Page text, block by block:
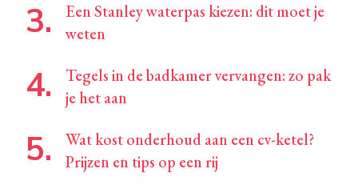
Een Stanley waterpas kiezen: dit moet je
weten
Tegels in de badkamer vervangen: zo pak
je het aan
Wat kost onderhoud aan een cv-ketel?
Prijzen en tips op een rij